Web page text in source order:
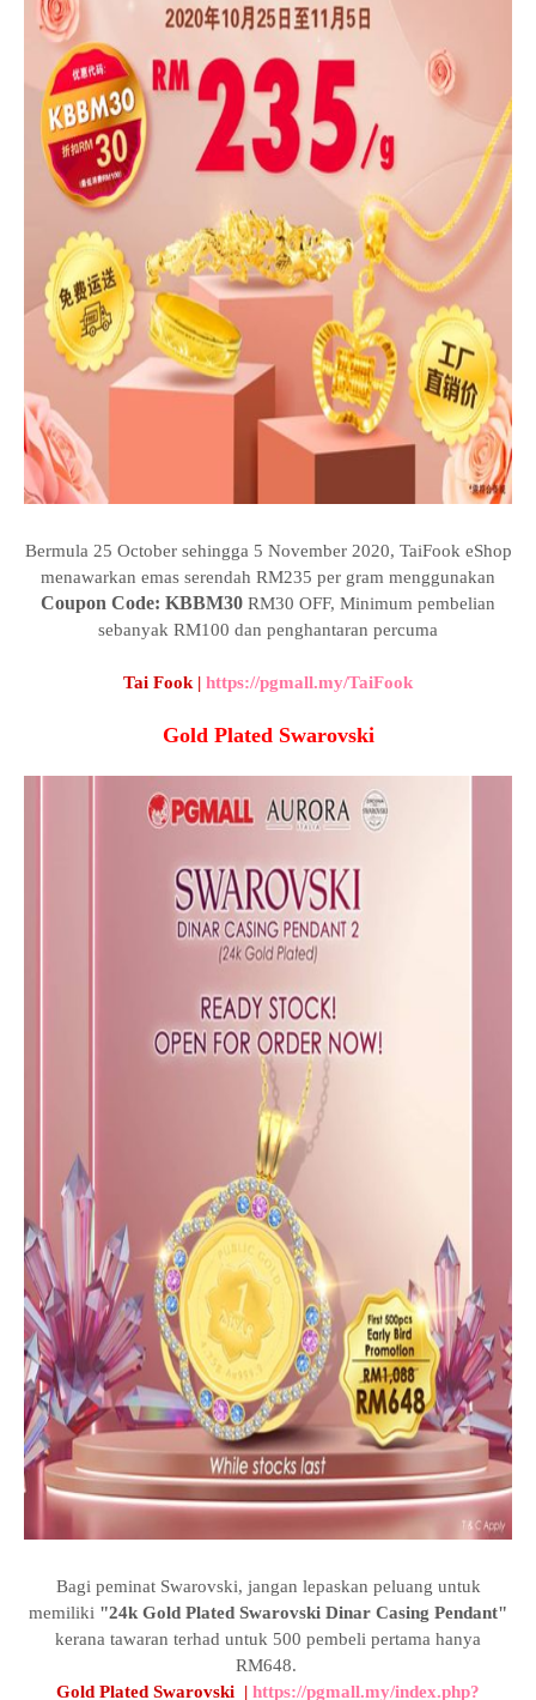
Bermula 25 October sehingga 5 November 2020, TaiFook eShop
menawarkan emas serendah RM235 per gram menggunakan
Coupon Code: KBBM30 RM30 OFF, Minimum pembelian
sebanyak RM100 dan penghantaran percuma
Tai Fook | https://pgmall.my/TaiFook
Gold Plated Swarovski
Bagi peminat Swarovski, jangan lepaskan peluang untuk
memiliki "24k Gold Plated Swarovski Dinar Casing Pendant"
kerana tawaran terhad untuk 500 pembeli pertama hanya
RM648.
Gold Plated Swarovski | https://pgmall.my/index.php?